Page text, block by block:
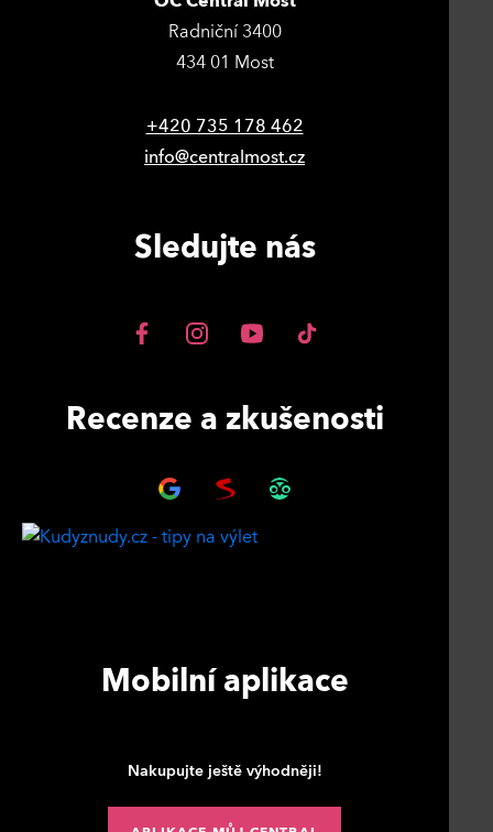
Radniční 3400
434 01 Most
+420 735 178 462
info@centralmost.cz
Sledujte nás
Recenze a zkušenosti
Mobilní aplikace
Nakupujte ještě výhodněji!